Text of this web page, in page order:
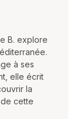
B. explore
à ses
elle écrit
la
cette